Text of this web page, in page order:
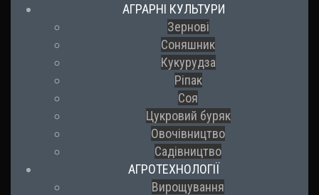
АГРАРНІ КУЛЬТУРИ
Зернові
Соняшник
Кукурудза
Ріпак
Соя
Цукровий буряк
Овочівництво
Садівництво
АГРОТЕХНОЛОГІЇ
Вирощування